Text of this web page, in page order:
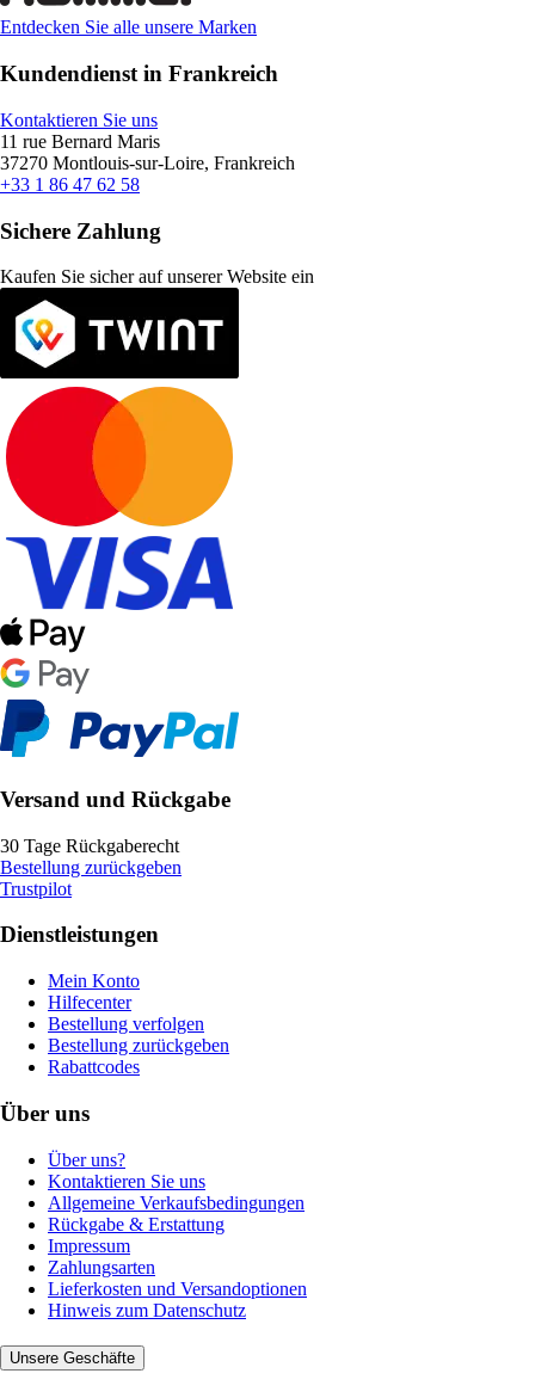
Entdecken Sie alle unsere Marken
Kundendienst in Frankreich
Kontaktieren Sie uns
11 rue Bernard Maris
37270 Montlouis-sur-Loire, Frankreich
+33 1 86 47 62 58
Sichere Zahlung
Kaufen Sie sicher auf unserer Website ein
Versand und Rückgabe
30 Tage Rückgaberecht
Bestellung zurückgeben
Trustpilot
Dienstleistungen
Mein Konto
Hilfecenter
Bestellung verfolgen
Bestellung zurückgeben
Rabattcodes
Über uns
Über uns?
Kontaktieren Sie uns
Allgemeine Verkaufsbedingungen
Rückgabe & Erstattung
Impressum
Zahlungsarten
Lieferkosten und Versandoptionen
Hinweis zum Datenschutz
Unsere Geschäfte